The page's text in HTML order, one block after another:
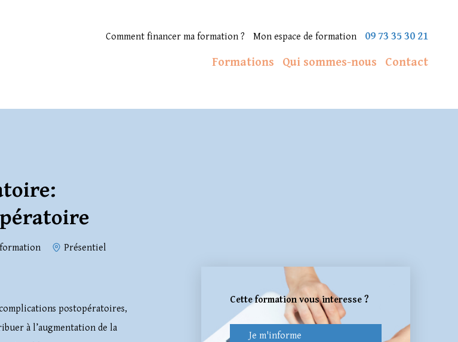
Comment financer ma formation ? Mon espace de formation 09 73 35 30 21
Formations Qui sommes-nous Contact
Présentiel
postopératoires,
à l’augmentation de la
Cette formation vous interesse ?
Je m'informe